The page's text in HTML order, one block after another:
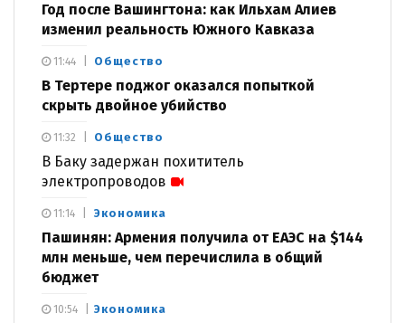
Год после Вашингтона: как Ильхам Алиев
изменил реальность Южного Кавказа
Общество
В Тертере поджог оказался попыткой
скрыть двойное убийство
11:44
Общество
В Баку задержан похититель
электропроводов
11:32
Экономика
Пашинян: Армения получила от ЕАЭС на $144
млн меньше, чем перечислила в общий
бюджет
11:14
Экономика
10:54